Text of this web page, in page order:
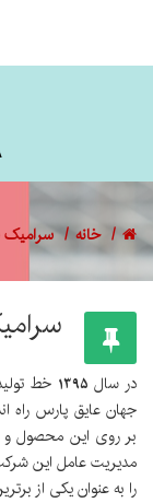
خانه سرامیک
در سال 1395 خط تولید
جهان عایق پارس راه
بر روی این محصول و
مدیریت عامل این
را به عنوان یکی از